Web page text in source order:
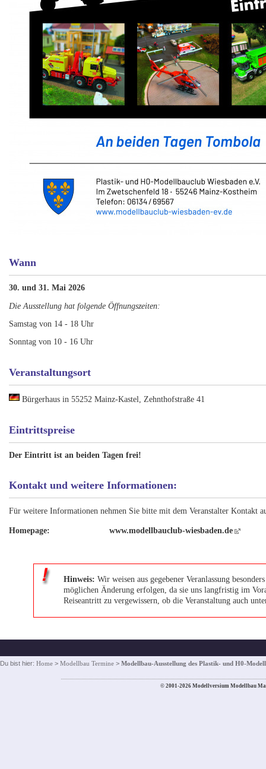
Wann
30. und 31. Mai 2026
Die Ausstellung hat folgende Öffnungszeiten:
Samstag von 14 - 18 Uhr
Sonntag von 10 - 16 Uhr
Veranstaltungsort
Bürgerhaus in 55252 Mainz-Kastel, Zehnthofstraße 41
Eintrittspreise
Der Eintritt ist an beiden Tagen frei!
Kontakt und weitere Informationen:
Für weitere Informationen nehmen Sie bitte mit dem Veranstalter Kontakt
Homepage: www.modellbauclub-wiesbaden.de
Hinweis: Wir weisen aus gegebener Veranlassung
möglichen Änderung erfolgen, da sie uns langfristig im
Reiseantritt zu vergewissern, ob die Veranstaltung auch
Du bist hier: Home > Modellbau Termine > Modellbau-Ausstellung des Plastik- und H0-
© 2001-2026 Modellversium Modellbau